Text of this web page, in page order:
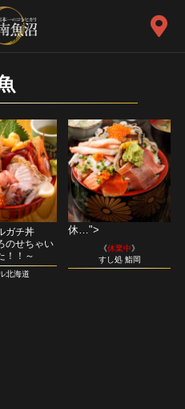
ガチ丼
のせちゃい
！！～
北海道
休…">
《休業中》
すし処 鮨岡